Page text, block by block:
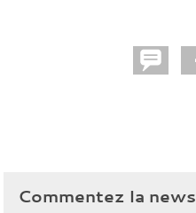
Commentez la news